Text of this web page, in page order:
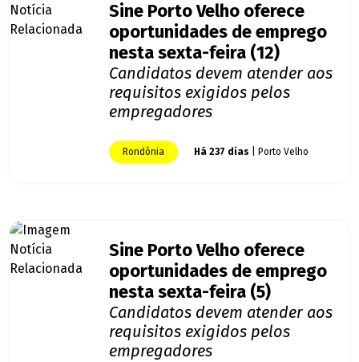
Sine Porto Velho oferece
oportunidades de emprego
nesta sexta-feira (12)
Candidatos devem atender aos
requisitos exigidos pelos
empregadores
Rondônia Há 237 dias | Porto Velho
Sine Porto Velho oferece
oportunidades de emprego
nesta sexta-feira (5)
Candidatos devem atender aos
requisitos exigidos pelos
empregadores